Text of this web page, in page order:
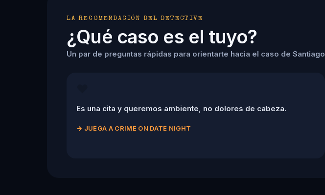
LA RECOMENDACIÓN DEL DETECTIVE
¿Qué caso es el tuyo?
Un par de preguntas rápidas para orientarte hacia el caso de
Es una cita y queremos ambiente, no dolores de cabeza.
→ JUEGA A CRIME ON DATE NIGHT